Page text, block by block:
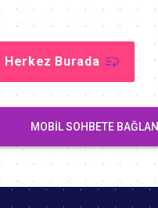
Herkez Burada
MOBIL SOHBETE BAĞLAN